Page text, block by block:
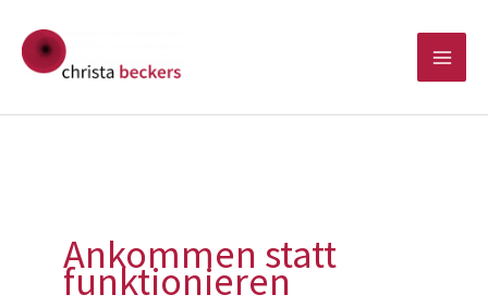
Inhalt
springen
Ankommen statt
funktionieren